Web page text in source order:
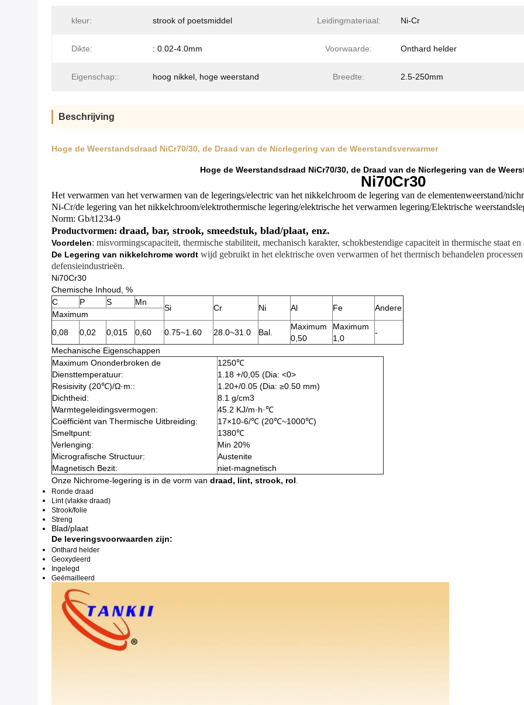
kleur: strook of poetsmiddel Leidingmateriaal: Ni-Cr
Dikte: : 0.02-4.0mm Voorwaarde: Onthard helder
Eigenschap:: hoog nikkel, hoge weerstand Breedte: 2.5-250mm
Beschrijving
Hoge de Weerstandsdraad NiCr70/30, de Draad van de Nicrlegering van de Weerstandsverwarmer
Hoge de Weerstandsdraad NiCr70/30, de Draad van de Nicrlegering van de
Ni70Cr30
Het verwarmen van het verwarmen van de legerings/electric van het nikkelchroom de legering van de elementenweerstand/
Ni-Cr/de legering van het nikkelchroom/elektrothermische legering/elektrische het verwarmen legering/Elektrische
Norm: Gb/t1234-9
Productvormen: draad, bar, strook, smeedstuk, blad/plaat, enz.
Voordelen: misvormingscapaciteit, thermische stabiliteit, mechanisch karakter, schokbestendige capaciteit in thermische staat
De Legering van nikkelchrome wordt wijd gebruikt in het elektrische oven verwarmen of het thermisch behandelen
defensieindustrieën.
Ni70Cr30
Chemische Inhoud, %
C
P S Mn
Si Cr Ni Al Fe Andere
Maximum
0,08
0,02 0,015 0,60 0.75~1.60 28.0~31.0 Bal.
Maximum
0,50
Maximum
1,0
-
Mechanische Eigenschappen
Maximum Ononderbroken de
Diensttemperatuur:
Resisivity (20℃)/Ω·m::
Dichtheid:
Warmtegeleidingsvermogen:
Coëfficiënt van Thermische Uitbreiding:
Smeltpunt:
Verlenging:
Micrografische Structuur:
Magnetisch Bezit:
1250℃
1.18 +/0,05 (Dia: <0>
1.20+/0.05 (Dia: ≥0.50 mm)
8.1 g/cm3
45.2 KJ/m·h·℃
17×10-6/℃ (20℃~1000℃)
1380℃
Min 20%
Austenite
niet-magnetisch
Onze Nichrome-legering is in de vorm van draad, lint, strook, rol
Ronde draad
Lint (vlakke draad)
Strook/folie
Streng
Blad/plaat
De leveringsvoorwaarden zijn:
Onthard helder
Geoxydeerd
Ingelegd
Geëmailleerd